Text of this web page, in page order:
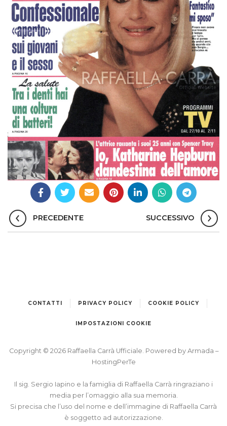
PRECEDENTE SUCCESSIVO
CONTATTI PRIVACY POLICY COOKIE POLICY
IMPOSTAZIONI COOKIE
Copyright © 2026 Raffaella Carrà Ufficiale. Powered by Armada –
HostingPerTe
Il sig. Sergio Iapino e la famiglia di Raffaella Carrà ringraziano i
media per l’omaggio alla sua memoria.
Si precisa che l’uso del nome e dell’immagine di Raffaella Carrà
è soggetto ad autorizzazione.